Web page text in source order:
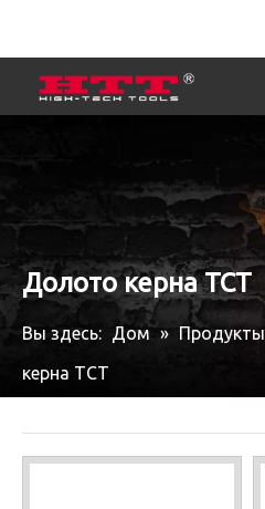
Долото керна TCT
Вы здесь: Дом » Продукты
керна TCT